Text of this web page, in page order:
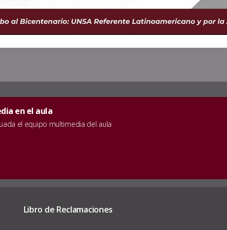
en el aula
el equipo multimedia del aula
Libro de Reclamaciones